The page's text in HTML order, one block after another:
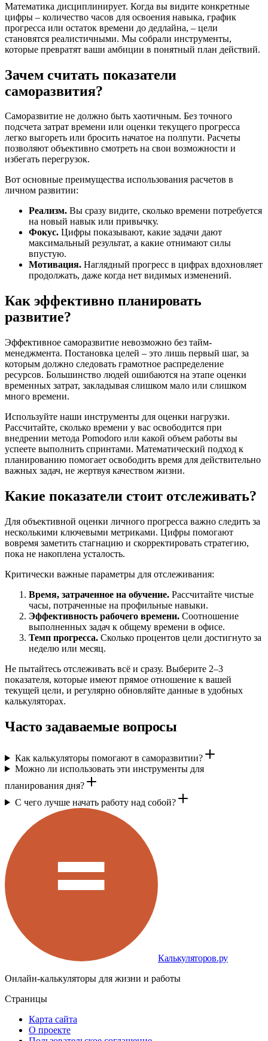
Математика дисциплинирует. Когда вы видите конкретные
цифры – количество часов для освоения навыка, график
прогресса или остаток времени до дедлайна, – цели
становятся реалистичными. Мы собрали инструменты,
которые превратят ваши амбиции в понятный план действий.
Зачем считать показатели
саморазвития?
Саморазвитие не должно быть хаотичным. Без точного
подсчета затрат времени или оценки текущего прогресса
легко выгореть или бросить начатое на полпути. Расчеты
позволяют объективно смотреть на свои возможности и
избегать перегрузок.
Вот основные преимущества использования расчетов в
личном развитии:
Реализм. Вы сразу видите, сколько времени потребуется
на новый навык или привычку.
Фокус. Цифры показывают, какие задачи дают
максимальный результат, а какие отнимают силы
впустую.
Мотивация. Наглядный прогресс в цифрах вдохновляет
продолжать, даже когда нет видимых изменений.
Как эффективно планировать
развитие?
Эффективное саморазвитие невозможно без тайм-
менеджмента. Постановка целей – это лишь первый шаг, за
которым должно следовать грамотное распределение
ресурсов. Большинство людей ошибаются на этапе оценки
временных затрат, закладывая слишком мало или слишком
много времени.
Используйте наши инструменты для оценки нагрузки.
Рассчитайте, сколько времени у вас освободится при
внедрении метода Pomodoro или какой объем работы вы
успеете выполнить спринтами. Математический подход к
планированию помогает освободить время для действительно
важных задач, не жертвуя качеством жизни.
Какие показатели стоит отслеживать?
Для объективной оценки личного прогресса важно следить за
несколькими ключевыми метриками. Цифры помогают
вовремя заметить стагнацию и скорректировать стратегию,
пока не накоплена усталость.
Критически важные параметры для отслеживания:
Время, затраченное на обучение. Рассчитайте чистые
часы, потраченные на профильные навыки.
Эффективность рабочего времени. Соотношение
выполненных задач к общему времени в офисе.
Темп прогресса. Сколько процентов цели достигнуто за
неделю или месяц.
Не пытайтесь отслеживать всё и сразу. Выберите 2–3
показателя, которые имеют прямое отношение к вашей
текущей цели, и регулярно обновляйте данные в удобных
калькуляторах.
Часто задаваемые вопросы
Как калькуляторы помогают в саморазвитии?
Можно ли использовать эти инструменты для
планирования дня?
С чего лучше начать работу над собой?
Калькуляторов.ру
Онлайн-калькуляторы для жизни и работы
Страницы
Карта сайта
О проекте